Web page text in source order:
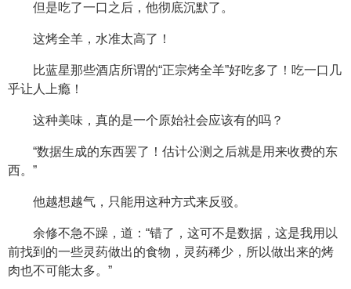
但是吃了一口之后，他彻底沉默了。
这烤全羊，水准太高了！
比蓝星那些酒店所谓的“正宗烤全羊”好吃多了！吃一口几
乎让人上瘾！
这种美味，真的是一个原始社会应该有的吗？
“数据生成的东西罢了！估计公测之后就是用来收费的东
西。”
他越想越气，只能用这种方式来反驳。
余修不急不躁，道：“错了，这可不是数据，这是我用以
前找到的一些灵药做出的食物，灵药稀少，所以做出来的烤
肉也不可能太多。”